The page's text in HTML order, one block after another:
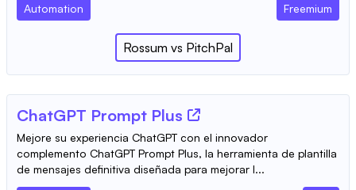
Automation Freemium
Rossum vs PitchPal
ChatGPT Prompt Plus
Mejore su experiencia ChatGPT con el innovador
complemento ChatGPT Prompt Plus, la herramienta de plantilla
de mensajes definitiva diseñada para mejorar l...